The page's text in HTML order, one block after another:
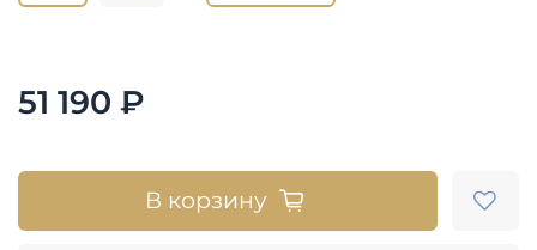
51 190 ₽
В корзину